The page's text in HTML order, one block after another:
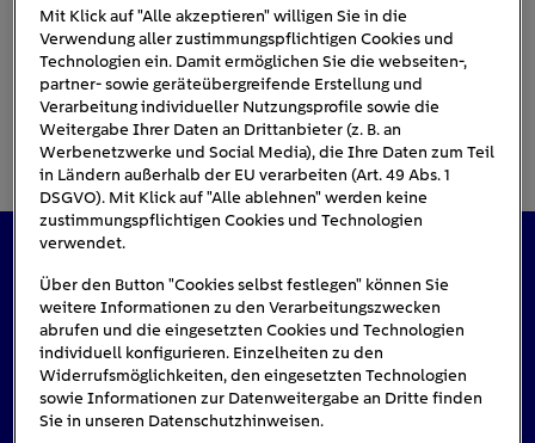
Das könnte Sie auch interessieren
#Solarenergie
Mit Klick auf "Alle akzeptieren" willigen Sie in die
Verwendung aller zustimmungspflichtigen Cookies und
Technologien ein. Damit ermöglichen Sie die webseiten-,
partner- sowie geräteübergreifende Erstellung und
Verarbeitung individueller Nutzungsprofile sowie die
Weitergabe Ihrer Daten an Drittanbieter (z. B. an
Werbenetzwerke und Social Media), die Ihre Daten zum Teil
in Ländern außerhalb der EU verarbeiten (Art. 49 Abs. 1
DSGVO). Mit Klick auf "Alle ablehnen" werden keine
zustimmungspflichtigen Cookies und Technologien
verwendet.
Über den Button "Cookies selbst festlegen" können Sie
weitere Informationen zu den Verarbeitungszwecken
abrufen und die eingesetzten Cookies und Technologien
individuell konfigurieren. Einzelheiten zu den
Widerrufsmöglichkeiten, den eingesetzten Technologien
sowie Informationen zur Datenweitergabe an Dritte finden
Sie in unseren Datenschutzhinweisen.